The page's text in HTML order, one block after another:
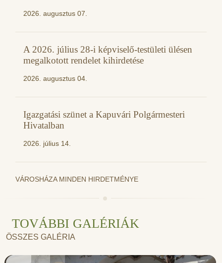
2026. augusztus 07.
A 2026. július 28-i képviselő-testületi ülésen
megalkotott rendelet kihirdetése
2026. augusztus 04.
Igazgatási szünet a Kapuvári Polgármesteri
Hivatalban
2026. július 14.
VÁROSHÁZA MINDEN HIRDETMÉNYE
TOVÁBBI GALÉRIÁK
ÖSSZES GALÉRIA